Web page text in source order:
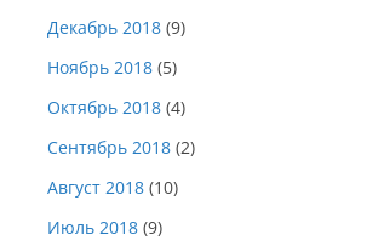
Декабрь 2018 (9)
Ноябрь 2018 (5)
Октябрь 2018 (4)
Сентябрь 2018 (2)
Август 2018 (10)
Июль 2018 (9)